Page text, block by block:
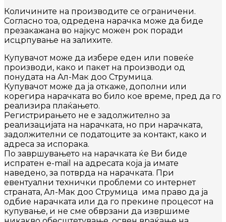
Количините на производите се ограничени.
Согласно тоа, одредена нарачка може да биде
презакажанa во најкус можен рок поради
исцрпување на залихите.
Купувачот може да избере еден или повеќе
производи, како и пакет на производи од
понудата на Ал-Мак доо Струмица.
Купувачот може да ја откаже, дополни или
корегира нарачката во било кое време, пред да го
реализира плаќањето.
Регистрирањето не е задолжително за
реализацијата на нарачката, но при нарачката,
задолжителни се податоците за контакт, како и
адреса за испорака.
По завршувањето на нарачката ќе Ви биде
испратен e-mail на адресата која ја имате
наведено, за потврда на нарачката. При
евентуални технички проблеми со интернет
страната, Ал-Мак доо Струмица има право да ја
одбие нарачката или да го прекине процесот на
купување, и не сме обврзани да извршиме